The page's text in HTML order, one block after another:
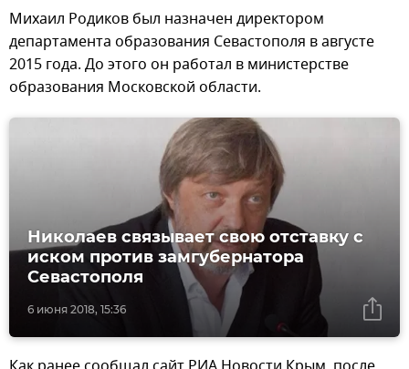
Михаил Родиков был назначен директором
департамента образования Севастополя в августе
2015 года. До этого он работал в министерстве
образования Московской области.
6 июня 2018, 15:36
Николаев связывает свою отставку с
иском против замгубернатора
Севастополя